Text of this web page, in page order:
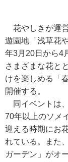
花やしきが運
遊園地「浅草花
年3月20日から4
さまざまな花と
けを楽しめる「
開催する。
同イベントは
70年以上のソメ
迎える時期にお
れている。また
ガーデン」がオ